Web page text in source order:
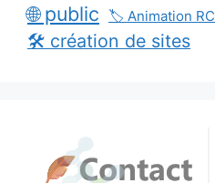
🌐 public 🏷️ Animation RC
🛠️ création de sites